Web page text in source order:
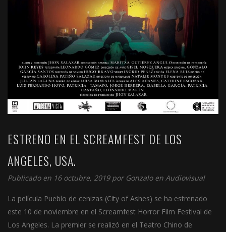
ESTRENO EN EL SCREAMFEST DE LOS
ANGELES, USA.
Publicado en 16 octubre, 2019 por Gonzalo en Audiovisual
La película Pueblo de cenizas (City of Ashes) se ha estrenado
este 10 de noviembre en el Screamfest Horror Film Festival de
Los Angeles. La premier se realizó en el Teatro Chino de